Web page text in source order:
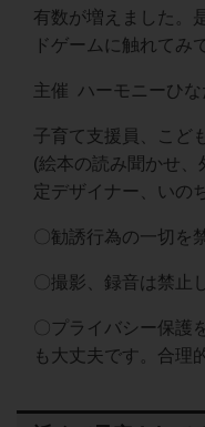
有数が増えました。
ドゲームに触れてみ
主催 ハーモニーひな
子育て支援員、こど
(絵本の読み聞かせ
定デザイナー、いの
〇勧誘行為の一切を
〇撮影、録音は禁止
〇プライバシー保護
も大丈夫です。合理